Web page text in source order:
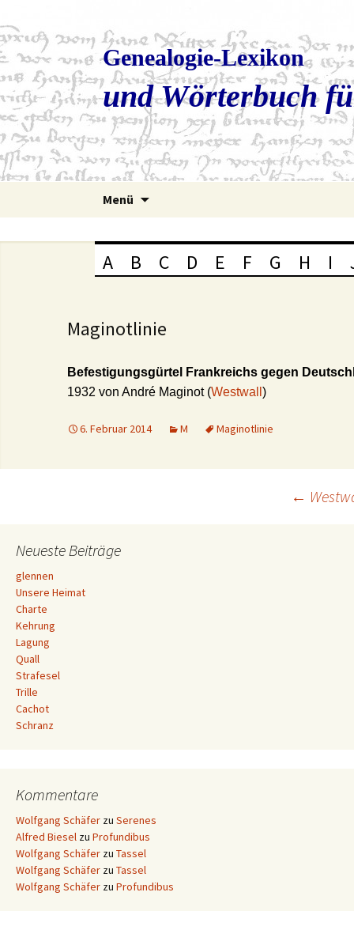
Genealogie-Lexikon
und Wörterbuch
Menü
A B C D E F G H I
Maginotlinie
Befestigungsgürtel Frankreichs gegen
1932 von André Maginot (Westwall )
6. Februar 2014 M Maginotlinie
Navigation
←
Neueste Beiträge
glennen
Unsere Heimat
Charte
Kehrung
Lagung
Quall
Strafesel
Trille
Cachot
Schranz
Kommentare
Wolfgang Schäfer zu Serenes
Alfred Biesel zu Profundibus
Wolfgang Schäfer zu Tassel
Wolfgang Schäfer zu Tassel
Wolfgang Schäfer zu Profundibus